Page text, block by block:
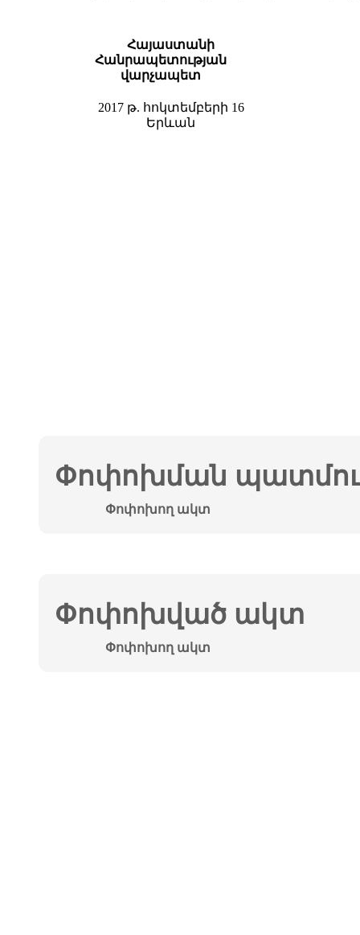
Հայաստանի
Հանրապետության
վարչապետ
2017 թ. հոկտեմբերի 16
Երևան
Փոփոխման
Փոփոխող ակտ
Փոփոխված ակտ
Փոփոխող ակտ